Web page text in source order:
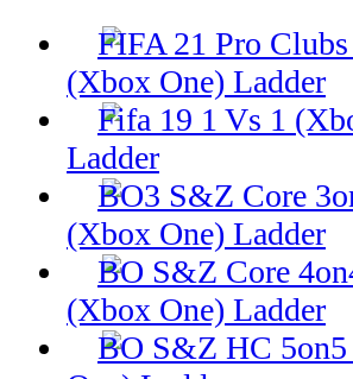
(Xbox One) Ladder
Ladder
(Xbox One) Ladder
(Xbox One) Ladder